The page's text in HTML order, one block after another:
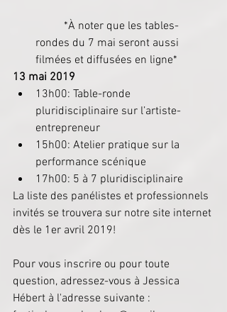
rondes du 7 mai seront aussi
filmées et diffusées en ligne*
13 mai 2019
13h00: Table-ronde
pluridisciplinaire sur l’artiste-
entrepreneur
15h00: Atelier pratique sur la
performance scénique
17h00: 5 à 7 pluridisciplinaire
La liste des panélistes et professionnels
invités se trouvera sur notre site internet
dès le 1er avril 2019!
Pour vous inscrire ou pour toute
question, adressez-vous à Jessica
Hébert à l'adresse suivante :